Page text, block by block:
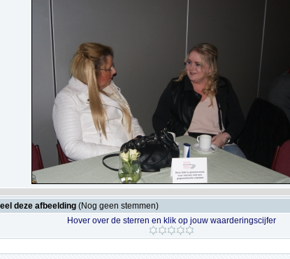
deze afbeelding (Nog geen stemmen)
Hover over de sterren en klik op jouw waarderingscijfer